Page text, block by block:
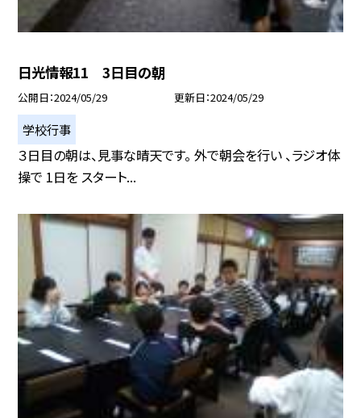
日光情報11 3日目の朝
公開日 2024/05/29 更新日 2024/05/29
学校行事
３日目の朝は、見事な晴天です。 外で朝会を行い 、ラジオ体
操で 1日を スタート...